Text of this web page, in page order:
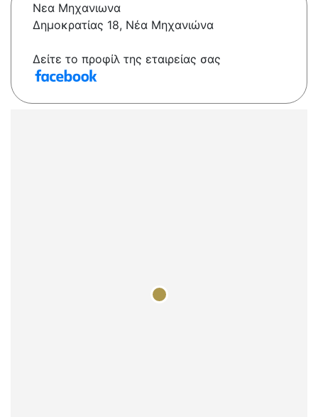
Νεα Μηχανιωνα
Δημοκρατίας 18, Νέα Μηχανιώνα
Δείτε το προφίλ της εταιρείας σας